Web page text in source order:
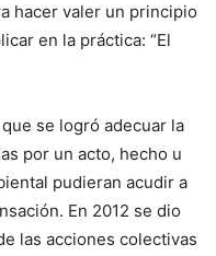
hacer valer un principio
en la práctica: “El
se logró adecuar la
por un acto, hecho u
pudieran acudir a
En 2012 se dio
las acciones colectivas